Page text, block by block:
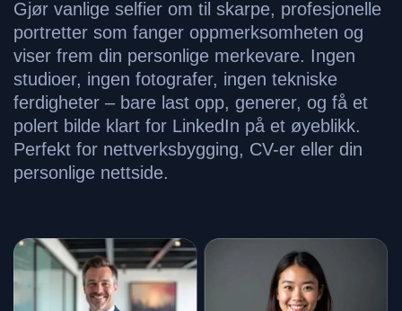
Gjør vanlige selfier om til skarpe, profesjonelle
portretter som fanger oppmerksomheten og
viser frem din personlige merkevare. Ingen
studioer, ingen fotografer, ingen tekniske
ferdigheter – bare last opp, generer, og få et
polert bilde klart for LinkedIn på et øyeblikk.
Perfekt for nettverksbygging, CV-er eller din
personlige nettside.